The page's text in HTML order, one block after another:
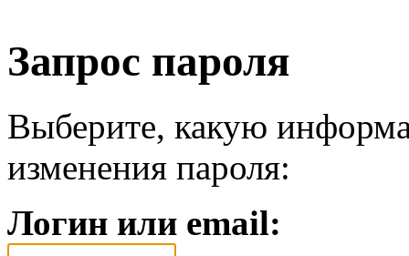
Запрос пароля
Выберите, какую
изменения пароля:
Логин или email: